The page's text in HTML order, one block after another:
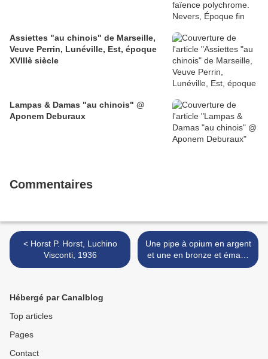
Assiettes "au chinois" de Marseille,
Veuve Perrin, Lunéville, Est, époque
XVIIIè siècle
Lampas & Damas "au chinois" @
Aponem Deburaux
Commentaires
< Horst P. Horst, Luchino
Visconti, 1936
Une pipe à opium en argent
et une en bronze et émaux
cloisonnés à fond bleu >
Hébergé par Canalblog
Top articles
Pages
Contact